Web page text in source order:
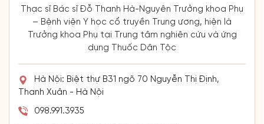
Thạc sĩ Bác sĩ Đỗ Thanh Hà-Nguyên Trưởng khoa Phụ
– Bệnh viện Y học cổ truyền Trung ương, hiện là
Trưởng khoa Phụ tại Trung tâm nghiên cứu và ứng
dụng Thuốc Dân Tộc
Hà Nội: Biệt thự B31 ngõ 70 Nguyễn Thị Định,
Thanh Xuân - Hà Nội
098.991.3935